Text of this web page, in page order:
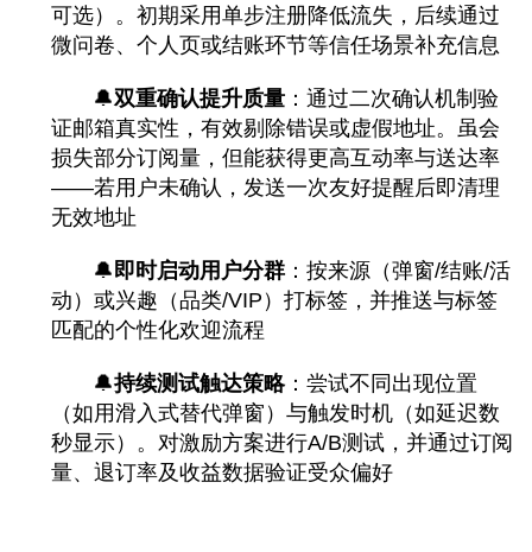
可选）。初期采用单步注册降低流失，后续通过
微问卷、个人页或结账环节等信任场景补充信息
🔔双重确认提升质量 ：通过二次确认机制验
证邮箱真实性，有效剔除错误或虚假地址。虽会
损失部分订阅量，但能获得更高互动率与送达率
——若用户未确认，发送一次友好提醒后即清理
无效地址
🔔即时启动用户分群 ：按来源（弹窗/结账/活
动）或兴趣（品类/VIP）打标签，并推送与标签
匹配的个性化欢迎流程
🔔持续测试触达策略：尝试不同出现位置
（如用滑入式替代弹窗）与触发时机（如延迟数
秒显示）。对激励方案进行A/B测试，并通过订阅
量、退订率及收益数据验证受众偏好